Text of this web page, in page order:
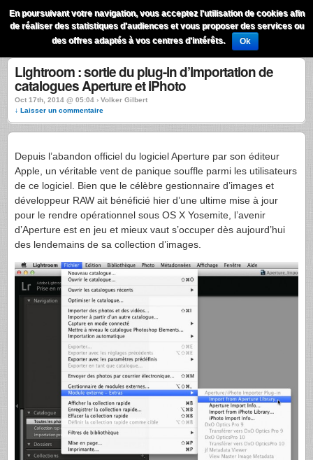
QuestionsPhoto Menu
Lightroom : sortie du plug-in d’importation de
catalogues Aperture et iPhoto
Oct 17th, 2014 @ 05:04 › Volker Gilbert
↓ Laisser un commentaire
Depuis l’abandon officiel du logiciel Aperture par son éditeur
Apple, un véritable vent de panique souffle parmi les utilisateurs
de ce logiciel. Bien que le célèbre gestionnaire d’images et
développeur RAW ait bénéficié hier d’une ultime mise à jour
pour le rendre opérationnel sous OS X Yosemite, l’avenir
d’Aperture est en jeu et mieux vaut s’occuper dès aujourd’hui
des lendemains de sa collection d’images.
En poursuivant votre navigation, vous acceptez l'utilisation de cookies afin
de réaliser des statistiques d'audiences et vous proposer des services ou
des offres adaptés à vos centres d'intérêts.
Ok